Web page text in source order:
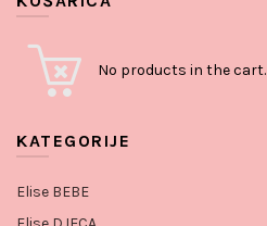
No products in the cart.
KATEGORIJE
Elise BEBE